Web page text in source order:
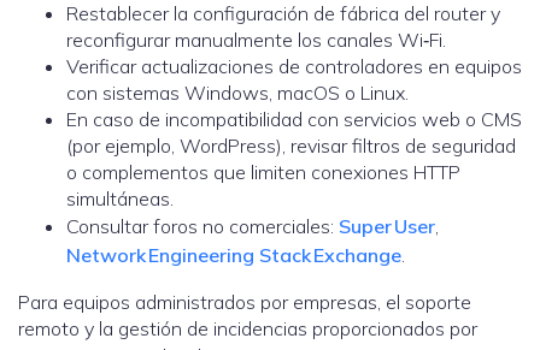
Restablecer la configuración de fábrica del router y
reconfigurar manualmente los canales Wi‑Fi.
Verificar actualizaciones de controladores en equipos
con sistemas Windows, macOS o Linux.
En caso de incompatibilidad con servicios web o CMS
(por ejemplo, WordPress), revisar filtros de seguridad
o complementos que limiten conexiones HTTP
simultáneas.
Consultar foros no comerciales: Super User,
Network Engineering Stack Exchange.
Para equipos administrados por empresas, el soporte
remoto y la gestión de incidencias proporcionados por